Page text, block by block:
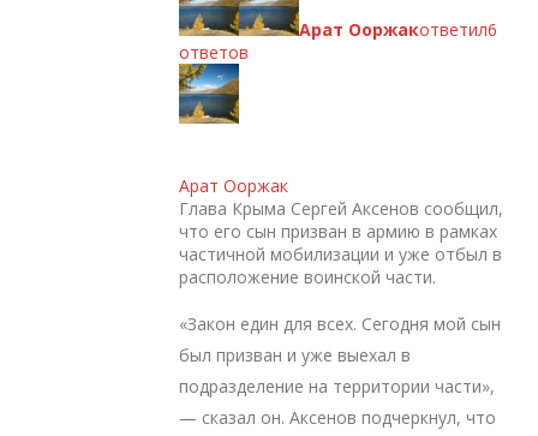
Арат Ооржакответил6
ответов
Арат Ооржак
Глава Крыма Сергей Аксенов сообщил,
что его сын призван в армию в рамках
частичной мобилизации и уже отбыл в
расположение воинской части.
«Закон един для всех. Сегодня мой сын
был призван и уже выехал в
подразделение на территории части»,
— сказал он. Аксенов подчеркнул, что